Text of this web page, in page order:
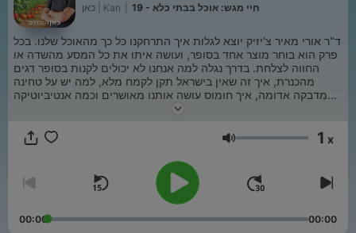
כאן | Kan 19 - חיי מגש: אוכל בבתי כלא
ד"ר אורי מאיר צ'יזיק יוצא לגלות איך התרחקנו כל כך מהאוכל שלנו. בכל
פרק הוא בוחר מוצר אחד בסופר, ועושה איתו את כל המסע מהשדה או
החווה לצלחת. בדרך נגלה למה אנחנו לא יכולים לקנות בסופר דגים
מהכנרת, איך זה שאין בישראל תקן לקמח מלא, למה יש על טחינה
מדבקה אדומה, איך חומוס עושה אותנו מאושרים וכמה אנטיביוטיקה
באמת יש בעוף שלנו. סיבוב הקניות הבא כבר לא ייראה לכם אותו דבר
Volume 1 x
00:00 00:00